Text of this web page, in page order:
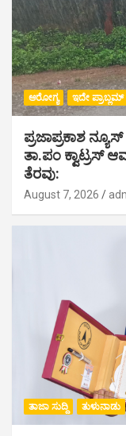
ಆರೋಗ್ಯ ಇದೇ ಪ್ರಾಬ್ಲಮ್
ಪ್ರಜಾಪ್ರಕಾಶ
ತಾ.ಪಂ
ತೆರವು:
August 7, 2026
ತಾಜಾ ಸುದ್ದಿ ತುಳುನಾಡು